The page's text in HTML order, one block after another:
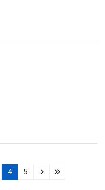
4 5
다
마